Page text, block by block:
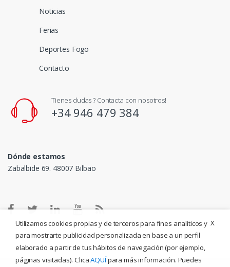
Noticias
Ferias
Deportes Fogo
Contacto
Tienes dudas ? Contacta con nosotros!
+34 946 479 384
Dónde estamos
Zabalbide 69. 48007 Bilbao
X
Utilizamos cookies propias y de terceros para fines analíticos y
para mostrarte publicidad personalizada en base a un perfil
elaborado a partir de tus hábitos de navegación (por ejemplo,
páginas visitadas). ClicaAQUÍpara más información. Puedes